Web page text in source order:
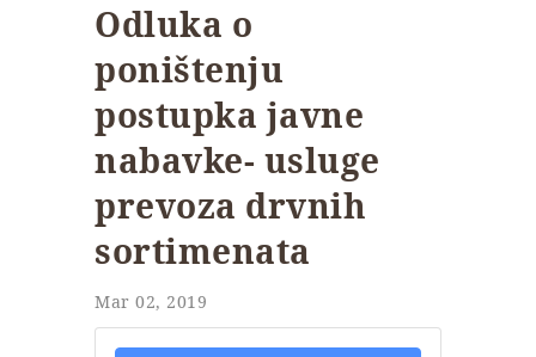
Odluka o
poništenju
postupka javne
nabavke- usluge
prevoza drvnih
sortimenata
Mar 02, 2019